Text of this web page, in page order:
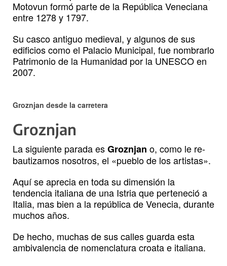
Motovun formó parte de la República Veneciana
entre 1278 y 1797.
Su casco antiguo medieval, y algunos de sus
edificios como el Palacio Municipal, fue nombrarlo
Patrimonio de la Humanidad por la UNESCO en
2007.
Groznjan desde la carretera
Groznjan
La siguiente parada esGroznjan o, como le re-
bautizamos nosotros, el «pueblo de los artistas».
Aquí se aprecia en toda su dimensión la
tendencia italiana de una Istria que perteneció a
Italia, mas bien a la república de Venecia, durante
muchos años.
De hecho, muchas de sus calles guarda esta
ambivalencia de nomenclatura croata e italiana.